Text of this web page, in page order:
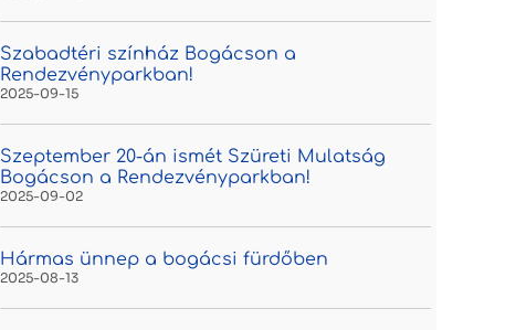
Szabadtéri színház Bogácson a
Rendezvényparkban!
2025-09-15
Szeptember 20-án ismét Szüreti Mulatság
Bogácson a Rendezvényparkban!
2025-09-02
Hármas ünnep a bogácsi fürdőben
2025-08-13